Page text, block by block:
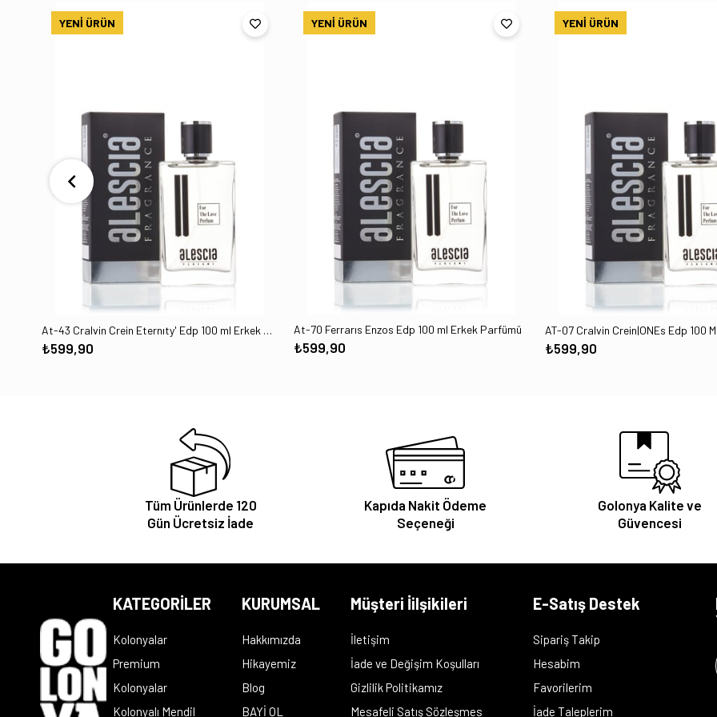
At-43 Cralvin Crein Eternıty' Edp 100 ml Erkek Parfüm
₺599,90
YENI ÜRÜN
At-70 Ferrarıs Enzos Edp 100 ml Erkek Parfümü
₺599,90
YENI ÜRÜN
₺599,90
YENI ÜRÜN
Tüm Ürünlerde 120
Gün Ücretsiz İade
Kapıda Nakit Ödeme
Seçeneği
Golonya Kalite ve
Güvencesi
KATEGORİLER
Kolonyalar
Premium
Kolonyalar
Kolonyalı Mendil
KURUMSAL
Hakkımızda
Hikayemiz
Blog
BAYİ OL
Müşteri İilşikileri
İletişim
İade ve Değişim Koşulları
Gizlilik Politikamız
Mesafeli Satış Sözleşmes
E-Satış Destek
Sipariş Takip
Hesabim
Favorilerim
İade Taleplerim